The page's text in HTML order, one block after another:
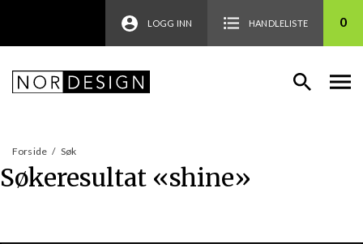
LOGG INN HANDLELISTE 0
Forside / Søk
Søkeresultat «shine»